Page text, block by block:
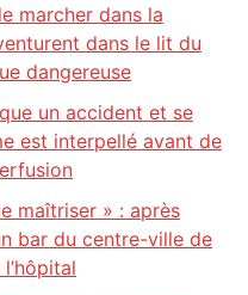
marcher dans la
dans le lit du
dangereuse
un accident et se
est interpellé avant de
maîtriser » : après
bar du centre-ville de